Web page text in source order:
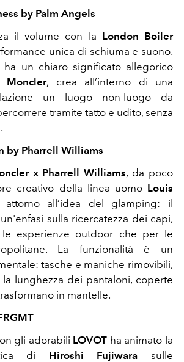
by Palm Angels
il volume con la London Boiler
unica di schiuma e suono.
ha un chiaro significato allegorico
Moncler, crea all’interno di una
un luogo non-luogo da
tramite tatto e udito, senza
by Pharrell Williams
x Pharrell Williams, da poco
creativo della linea uomo Louis
attorno all’idea del glamping: il
sulla ricercatezza dei capi,
esperienze outdoor che per le
La funzionalità è un
tasche e maniche rimovibili,
lunghezza dei pantaloni, coperte
in mantelle.
gli adorabili LOVOT ha animato la
di Hiroshi Fujiwara sulle